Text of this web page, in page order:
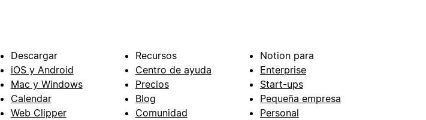
Descargar
iOS y Android
Mac y Windows
Calendar
Web Clipper
Recursos
Centro de ayuda
Precios
Blog
Comunidad
Notion para
Enterprise
Start-ups
Pequeña empresa
Personal